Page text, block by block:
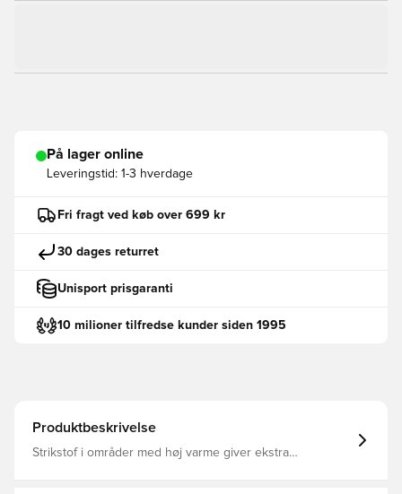
På lager online
Leveringstid: 1-3 hverdage
Fri fragt ved køb over 699 kr
30 dages returret
Unisport prisgaranti
10 milioner tilfredse kunder siden 1995
Produktbeskrivelse
Strikstof i områder med høj varme giver ekstra